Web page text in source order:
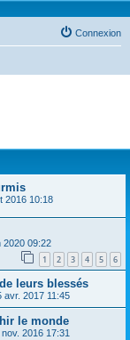
Connexion
2016 10:18
2020 09:22
1 2 3 4 5 6
leurs blessés
avr. 2017 11:45
le monde
2016 17:31